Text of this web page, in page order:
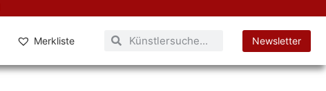
Merkliste Newsletter